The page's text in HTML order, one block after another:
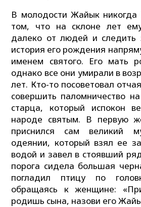
В молодости Жайык
том, что на склоне лет
далеко от людей и следить
история его рождения
именем святого. Его мать
однако все они умирали в
лет. Кто-то посоветовал
совершить паломничество
старца, который испокон
народе святым. В первую
приснился сам великий
одеянии, который взял ее
водой и завел в стоявший
порога сидела большая
погладил птицу по
обращаясь к женщине:
родишь сына, назови его